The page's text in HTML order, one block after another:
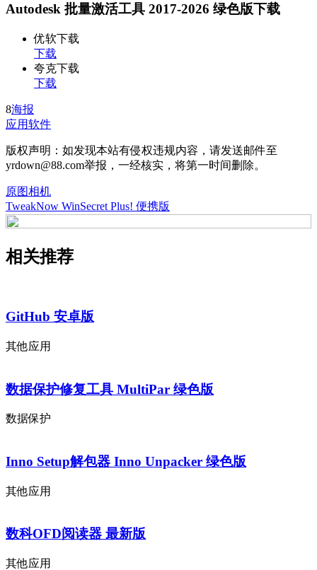
Autodesk 批量激活工具 2017-2026 绿色版下载
优软下载
下载
夸克下载
下载
8海报
应用软件
版权声明：如发现本站有侵权违规内容，请发送邮件至
yrdown@88.com举报，一经核实，将第一时间删除。
原图相机
TweakNow WinSecret Plus! 便携版
相关推荐
GitHub 安卓版
其他应用
数据保护修复工具 MultiPar 绿色版
数据保护
Inno Setup解包器 Inno Unpacker 绿色版
其他应用
数科OFD阅读器 最新版
其他应用